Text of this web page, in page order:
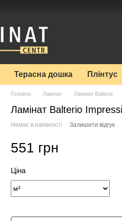
Терасна дошка Плінтус
Головна Ламінат Ламінат Balterio
Ламінат Balterio
Немає в наявності Залишити відгук
551 грн
Ціна